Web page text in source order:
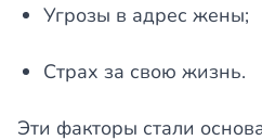
Угрозы в адрес жены;
Страх за свою жизнь.
Эти факторы стали